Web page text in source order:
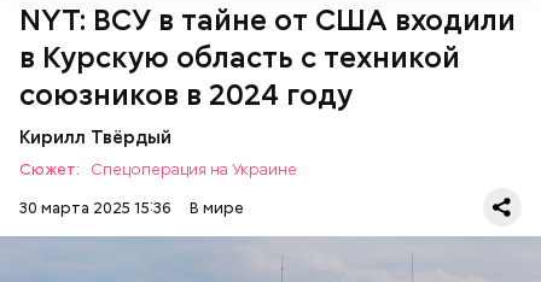
NYT: ВСУ в тайне от США входили
в Курскую область с техникой
союзников в 2024 году
Кирилл Твёрдый
Сюжет:
Спецоперация на Украине
30 марта 2025 15:36
В мире
Сара Носс (119 лет)
Фото: wikimedia.org